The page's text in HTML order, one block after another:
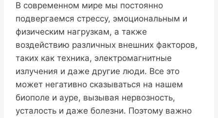
В современном мире мы постоянно
подвергаемся стрессу, эмоциональным и
физическим нагрузкам, а также
воздействию различных внешних факторов,
таких как техника, электромагнитные
излучения и даже другие люди. Все это
может негативно сказываться на нашем
биополе и ауре, вызывая нервозность,
усталость и даже болезни. Поэтому важно